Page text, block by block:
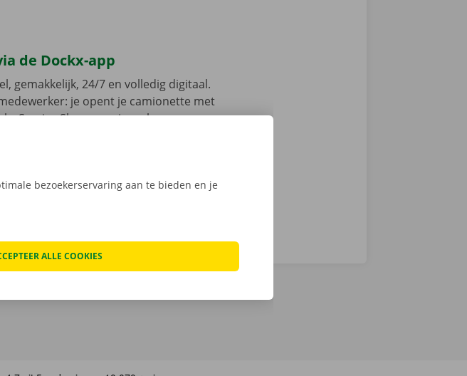
de Dockx-app
gemakkelijk, 24/7 en volledig digitaal.
je opent je camionette met
Service Shop naar jouw keuze.
bezoekerservaring aan te bieden en je
ALLE COOKIES